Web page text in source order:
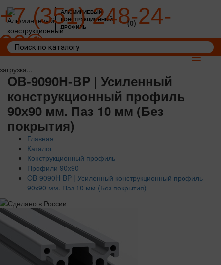
загрузка...
АЛЮМИНИЕВЫЙ
КОНСТРУКЦИОННЫЙ
ПРОФИЛЬ
+7 (351) 248-24-
36
(0)
Toggle
OB-9090H-BP | Усиленный
конструкционный профиль
90х90 мм. Паз 10 мм (Без
покрытия)
Главная
Каталог
Конструкционный профиль
Профили 90х90
OB-9090H-BP | Усиленный конструкционный профиль
90х90 мм. Паз 10 мм (Без покрытия)